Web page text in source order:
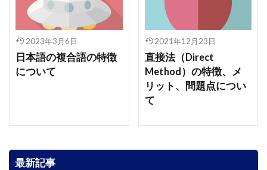
2023年3月6日
日本語の複合語の特徴
について
2021年12月23日
直接法（Direct
Method）の特徴、メ
リット、問題点につい
て
最新記事